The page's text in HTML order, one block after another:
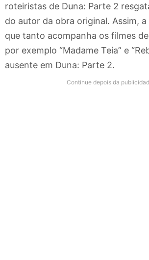
roteiristas de Duna: Parte 2
do autor da obra original. Assim,
que tanto acompanha os filmes
por exemplo “Madame Teia” e
ausente em Duna: Parte 2.
Continue depois da